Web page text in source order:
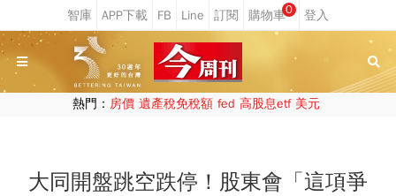
0
熱門： 房價 遺產稅免稅額 fed 高股息etf 美元
大同開盤跳空跌停！股東會「這項爭